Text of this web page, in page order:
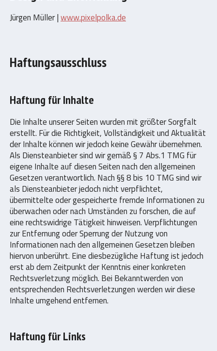
Jürgen Müller |www.pixelpolka.de
Haftungsausschluss
Haftung für Inhalte
Die Inhalte unserer Seiten wurden mit größter Sorgfalt
erstellt. Für die Richtigkeit, Vollständigkeit und Aktualität
der Inhalte können wir jedoch keine Gewähr übernehmen.
Als Diensteanbieter sind wir gemäß § 7 Abs.1 TMG für
eigene Inhalte auf diesen Seiten nach den allgemeinen
Gesetzen verantwortlich. Nach §§ 8 bis 10 TMG sind wir
als Diensteanbieter jedoch nicht verpflichtet,
übermittelte oder gespeicherte fremde Informationen zu
überwachen oder nach Umständen zu forschen, die auf
eine rechtswidrige Tätigkeit hinweisen. Verpflichtungen
zur Entfernung oder Sperrung der Nutzung von
Informationen nach den allgemeinen Gesetzen bleiben
hiervon unberührt. Eine diesbezügliche Haftung ist jedoch
erst ab dem Zeitpunkt der Kenntnis einer konkreten
Rechtsverletzung möglich. Bei Bekanntwerden von
entsprechenden Rechtsverletzungen werden wir diese
Inhalte umgehend entfernen.
Haftung für Links